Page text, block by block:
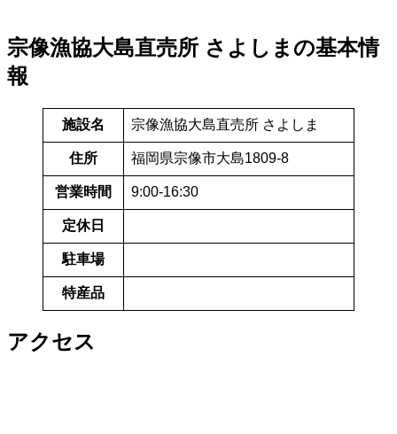
宗像漁協大島直売所 さよしまの基本情
報
施設名 宗像漁協大島直売所 さよしま
住所 福岡県宗像市大島1809-8
営業時間 9:00-16:30
定休日
駐車場
特産品
アクセス